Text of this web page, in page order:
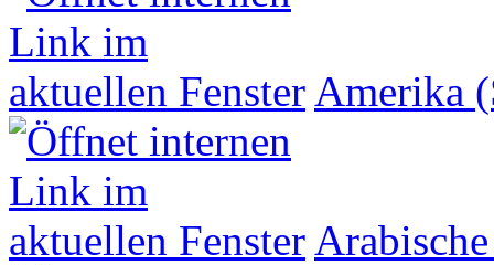
Amerika